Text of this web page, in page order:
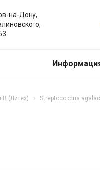
на-Дону,
В (Литех) Streptococcus